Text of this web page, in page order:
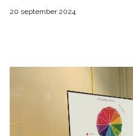
kunnen zijn en efficiëntie
intern maken dat je dit
20 september 2024